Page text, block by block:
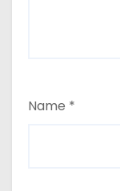
Name *